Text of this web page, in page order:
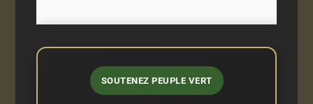
SOUTENEZ PEUPLE VERT